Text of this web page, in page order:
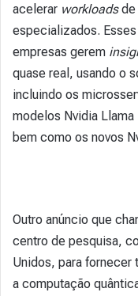
acelerar workloadsde
especializados.
empresas gerem
quase real, usando o
incluindo os
modelos Nvidia
bem como os novos
Outro anúncio que
centro de pesquisa,
Unidos, para fornecer
a computação